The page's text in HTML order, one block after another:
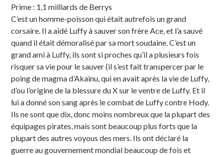
Prime : 1,1 milliards de Berrys
C’est un homme-poisson qui était autrefois un grand
corsaire. Il a aidé Luffy à sauver son frère Ace, et l’a sauvé
quand il était démoralisé par sa mort soudaine. C’est un
grand ami à Luffy, ils sont si proches qu’il a plusieurs fois
risquer sa vie pour le sauver (il s’est fait transpercer par le
poing de magma d’Akainu, qui en avait après la vie de Luffy,
d’ou l’origine de la blessure du X sur le ventre de Luffy. Et il
lui a donné son sang après le combat de Luffy contre Hody.
Ils ne sont que dix, donc moins nombreux que la plupart des
équipages pirates, mais sont beaucoup plus forts que la
plupart des autres voyous des mers. Ils ont déclaré la
guerre au gouvernement mondial beaucoup de fois et